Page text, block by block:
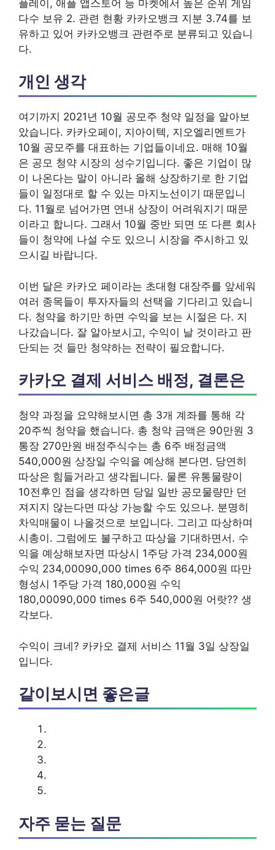
플레이, 애플 앱스토어 등 마켓에서 높은 순위 게임
다수 보유 2. 관련 현황 카카오뱅크 지분 3.74를 보
유하고 있어 카카오뱅크 관련주로 분류되고 있습니
다.
개인 생각
여기까지 2021년 10월 공모주 청약 일정을 알아보
았습니다. 카카오페이, 지아이텍, 지오엘리멘트가
10월 공모주를 대표하는 기업들이네요. 매해 10월
은 공모 청약 시장의 성수기입니다. 좋은 기업이 많
이 나온다는 말이 아니라 올해 상장하기로 한 기업
들이 일정대로 할 수 있는 마지노선이기 때문입니
다. 11월로 넘어가면 연내 상장이 어려워지기 때문
이라고 합니다. 그래서 10월 중반 되면 또 다른 회사
들이 청약에 나설 수도 있으니 시장을 주시하고 있
으시길 바랍니다.
이번 달은 카카오 페이라는 초대형 대장주를 앞세워
여러 종목들이 투자자들의 선택을 기다리고 있습니
다. 청약을 하기만 하면 수익을 보는 시절은 다. 지
나갔습니다. 잘 알아보시고, 수익이 날 것이라고 판
단되는 것 들만 청약하는 전략이 필요합니다.
카카오 결제 서비스 배정, 결론은
청약 과정을 요약해보시면 총 3개 계좌를 통해 각
20주씩 청약을 했습니다. 총 청약 금액은 90만원 3
통장 270만원 배정주식수는 총 6주 배정금액
540,000원 상장일 수익을 예상해 본다면. 당연히
따상은 힘들거라고 생각됩니다. 물론 유통물량이
10전후인 점을 생각하면 당일 일반 공모물량만 던
져지지 않는다면 따상 가능할 수도 있으나. 분명히
차익매물이 나올것으로 보입니다. 그리고 따상하며
시총이. 그럼에도 불구하고 따상을 기대하면서. 수
익을 예상해보자면 따상시 1주당 가격 234,000원
수익 234,00090,000 times 6주 864,000원 따만
형성시 1주당 가격 180,000원 수익
180,00090,000 times 6주 540,000원 어랏?? 생
각보다.
수익이 크네? 카카오 결제 서비스 11월 3일 상장일
입니다.
같이보시면 좋은글
자주 묻는 질문